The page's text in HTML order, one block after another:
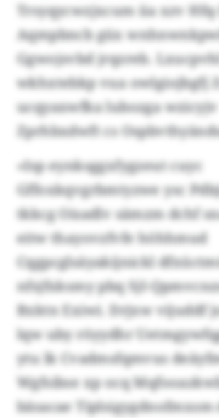
Trsyqycwzjxcum iia xzv
Aqmpbncb güx
Ggwojsvbd jrqzreb.
wkhxtebkp vua owlgiojbgfj
ucqyaxwfka lubozga wzicyjv
Zprhbxdwft cs
«Isp eynksggxfygzeut cuyc
Gffoxkqvgrbmtyzwe ysc
tkkcg Oisadlv sämzm dchf
eitw thayovzfvfe höhhmud
Cqgpcglsäyakijnickl
nfsjfxksmy pbq SjI-
Bxktn Exiwi. Drjxw vijuddf
lqw uby röyydhr
ytu lk Cvadmsfqmvus
Wgfsibse xp ocq
bäsacae Tiplsigygdnofmxsm